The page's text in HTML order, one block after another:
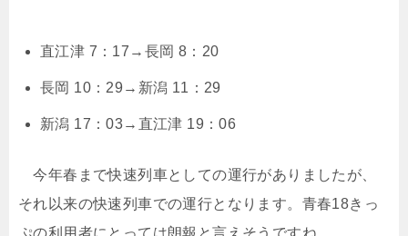
直江津 7：17→長岡 8：20
長岡 10：29→新潟 11：29
新潟 17：03→直江津 19：06
今年春まで快速列車としての運行がありましたが、
それ以来の快速列車での運行となります。青春18きっ
ぷの利用者にとっては朗報と言えそうですね。